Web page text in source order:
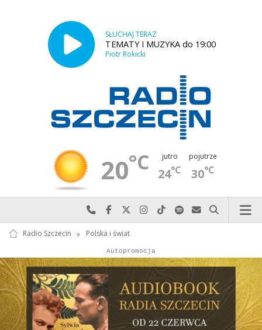
SŁUCHAJ TERAZ
TEMATY I MUZYKA do 19:00
Piotr Rokicki
20°C jutro
24°C
pojutrze
30°C
Najlepiej po prostu do nas zadzwoń
Odwiedź nas na Facebook-u
Odwiedź nas na X
Odwiedź nas na Instagram-ie
Odwiedź nas na TikTok-u
Szukaj nas na Spotify
Wyślij do nas
Szukaj
Radio Szczecin » Polska i świat
Reklama
Autopromocja
Autopromocja